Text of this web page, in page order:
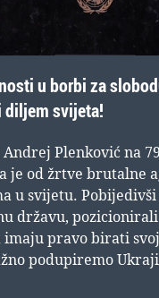
u borbi za
svijeta!
Plenković na
je od žrtve brutalne
u svijetu.
državu,
imaju pravo birati
podupiremo